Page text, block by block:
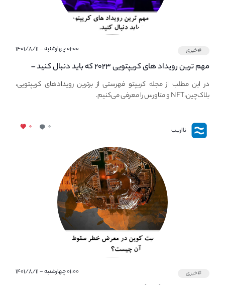
#خبری ۰۱:۰۰ چهارشنبه - ۱۴۰۱/۸/۱۱
مهم ترین رویداد های کریپتویی ۲۰۲۳ که باید دنبال کنید –
معرفی بهترین رویداد های جهانی
در این مطلب از مجله کریپتو فهرستی از برترین رویدادهای کریپتویی،
بلاک‌چین،NFT و متاورس را معرفی می‌کنیم.
نااریب ۰ ۰
#خبری ۰۱:۰۰ چهارشنبه - ۱۴۰۱/۸/۱۱